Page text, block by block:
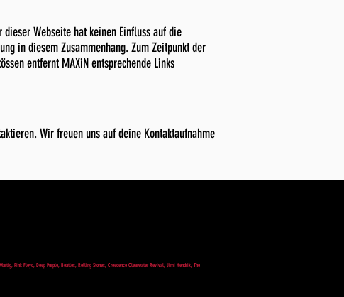
Webseite hat keinen Einfluss auf die
in diesem Zusammenhang. Zum Zeitpunkt der
entfernt MAXiN entsprechende Links
. Wir freuen uns auf deine Kontaktaufnahme
Pink Floyd, Deep Purple, Beatles, Rolling Stones, Creedence Clearwater Revival, Jimi Hendrik, The